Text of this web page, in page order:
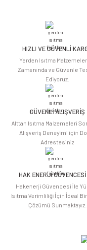
iletebilirsiniz.
Görüş ve önerileriniz için
Ürün açıklamasında
Ürün bilgilerinde
Ürün fiyatı diğer
Bu ürüne benzer farklı
HIZLI VE GÜVENLİ
Yerden Isıtma
Zamanında ve Güvenle
Ediyoruz.
GÜVENLİ ALIŞVERİŞ
Alttan Isıtma Malzemeleri
Alışveriş Deneyimi için
Adrestesiniz
HAK ENERJİ
Hakenerji Güvencesi İle
Isıtma Verimliliği İçin İdeal
Çözümü Sunmaktayız.